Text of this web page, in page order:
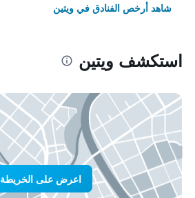
شاهد أرخص الفنادق في ويتين
استكشف ويتين
اعرض على الخريطة